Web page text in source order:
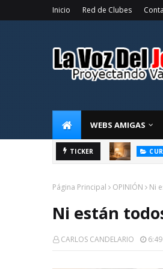
Inicio Red de Clubes
WEBS AMIGAS
TICKER
Página Principal OPINIÓN Ni
Ni están
CARLOS CANDELARIO